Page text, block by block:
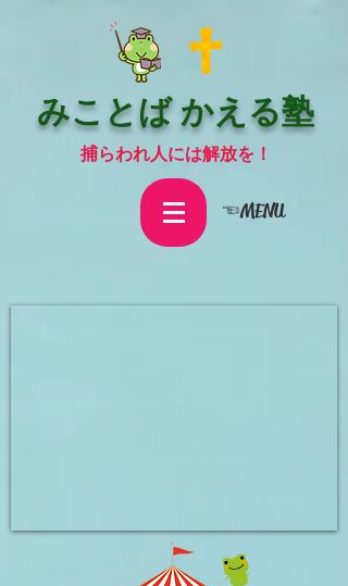
みことば かえる塾
捕らわれ人には解放を！
☜MENU